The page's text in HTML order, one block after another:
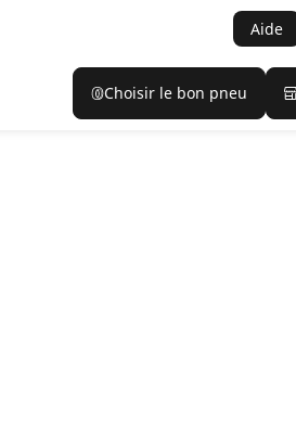
Aide
Choisir le bon pneu